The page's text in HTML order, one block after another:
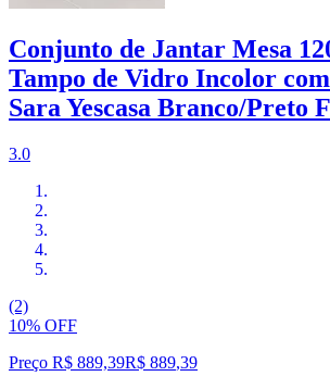
Conjunto de Jantar Mesa
Tampo de Vidro Incolor
Sara Yescasa Branco/Preto
3.0
(2)
10% OFF
Preço R$ 889,39R$ 889,39